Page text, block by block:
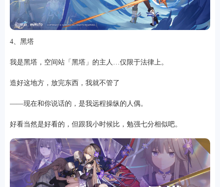
4、黑塔
我是黑塔，空间站「黑塔」的主人…仅限于法律上。
造好这地方，放完东西，我就不管了
——现在和你说话的，是我远程操纵的人偶。
好看当然是好看的，但跟我小时候比，勉强七分相似吧。